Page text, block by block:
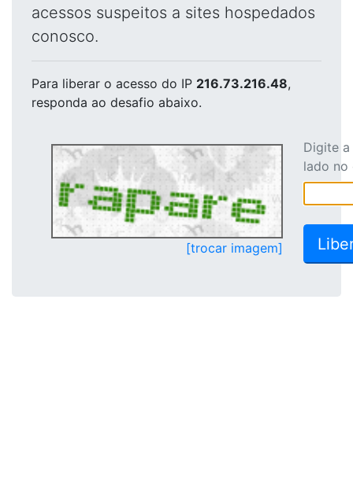
acessos suspeitos a sites hospedados
conosco.
Para liberar o acesso do IP 216.73.216.48,
responda ao desafio abaixo.
[trocar imagem]
Digite
lado no